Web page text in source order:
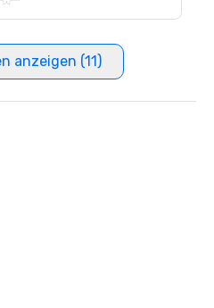
anzeigen (11)